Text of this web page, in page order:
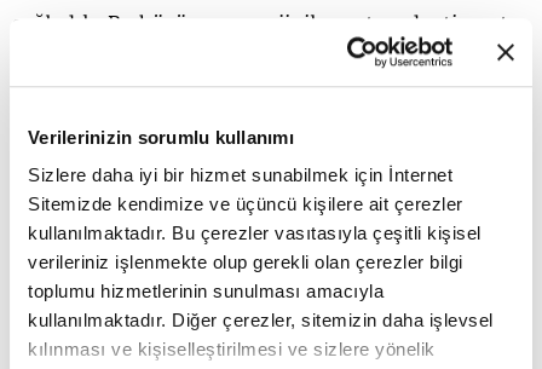
Verilerinizin sorumlu kullanımı
Sizlere daha iyi bir hizmet sunabilmek için İnternet
Sitemizde kendimize ve üçüncü kişilere ait çerezler
kullanılmaktadır. Bu çerezler vasıtasıyla çeşitli kişisel
verileriniz işlenmekte olup gerekli olan çerezler bilgi
toplumu hizmetlerinin sunulması amacıyla
kullanılmaktadır. Diğer çerezler, sitemizin daha işlevsel
kılınması ve kişiselleştirilmesi ve sizlere yönelik
sağladık. Bu büyüme; enerji, ihracat ve dış ticaret
finansmanı gibi uzmanlık alanlarımızdaki
vermeden başardık. Öz kaynak kârlılığımız yüzde
40'lar seviyesinde, aktif kârlılığımız yüzde 4,5'in
üzerinde gerçekleşti; maliyet/gelir oranımız ise
yüzde 40'ın altında kaldı. Bu göstergeler yalnızca